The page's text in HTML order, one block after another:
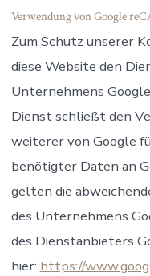
Verwendung von Google
Zum Schutz unserer
diese Website den
Unternehmens
Dienst schließt den
weiterer von Google
benötigter Daten an
gelten die
des Unternehmens
des Dienstanbieters
hier: https://